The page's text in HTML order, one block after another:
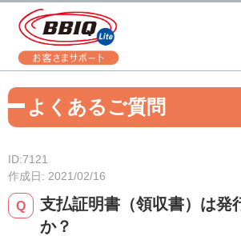
よくあるご質問
ID:7121
作成日: 2021/02/16
支払証明書（領収書）は発
か？